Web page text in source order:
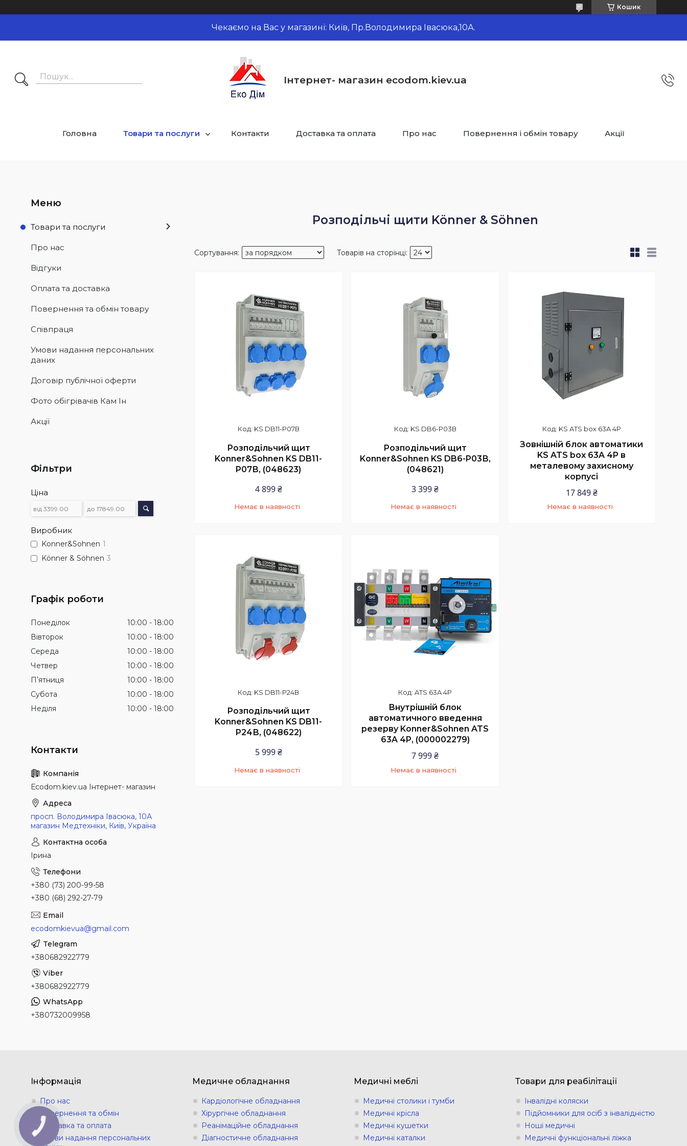
Кошик
Чекаємо на Вас у магазині: Київ, Пр.Володимира Івасюка,10А.
Інтернет- магазин ecodom.kiev.ua
Головна Товари та послуги Контакти Доставка та оплата Про нас Повернення і обмін товару Акції
Розподільчі щити Könner & Söhnen
KS DB11-P07В
Розподільчий щит
Konner&Sohnen KS DB11-
P07В, (048623)
4 899 ₴
Немає в наявності
KS DB6-P03В
Розподільчий щит
Konner&Sohnen KS DB6-P03В,
(048621)
3 399 ₴
Немає в наявності
KS ATS box 63A 4P
Зовнішній блок автоматики
KS ATS box 63A 4P в
металевому захисному
корпусі
17 849 ₴
Немає в наявності
KS DB11-P24В
Розподільчий щит
Konner&Sohnen KS DB11-
P24В, (048622)
5 999 ₴
Немає в наявності
ATS 63A 4P
Внутрішній блок
автоматичного введення
резерву Konner&Sohnen ATS
63A 4P, (000002279)
7 999 ₴
Немає в наявності
Товари та послуги
Про нас
Відгуки
Оплата та доставка
Повернення та обмін товару
Співпраця
Умови надання персональних
даних
Договір публічної оферти
Фото обігрівачів Кам Ін
Акції
Фільтри
Ціна
Виробник
Konner&Sohnen 1
Könner & Söhnen 3
Графік роботи
Понеділок 10:00
18:00
Вівторок
10:00
18:00
Середа
10:00
18:00
Четвер
10:00
18:00
Пʼятниця
10:00
18:00
Субота
10:00
18:00
Неділя
10:00 18:00
Еcodom.kiev.ua Інтернет- магазин
просп. Володимира Івасюка, 10А
магазин Медтехніки, Київ, Україна
Ірина
+380 (73) 200-99-58
+380 (68) 292-27-79
ecodomkievua@gmail.com
+380682922779
+380682922779
+380732009958
Інформація
Про нас
Повернення та обмін
Доставка та оплата
Умови надання персональних
Медичне обладнання
Кардіологічне обладнання
Хірургічне обладнання
Реанімаційне обладнання
Діагностичне обладнання
Медичні меблі
Медичні столики і тумби
Медичні крісла
Медичні кушетки
Медичні каталки
Товари для реабілітації
Інвалідні коляски
Підйомники для осіб з інвалідністю
Ноші медичні
Медичні функціональні ліжка
КНОПКА
ЗВ'ЯЗКУ